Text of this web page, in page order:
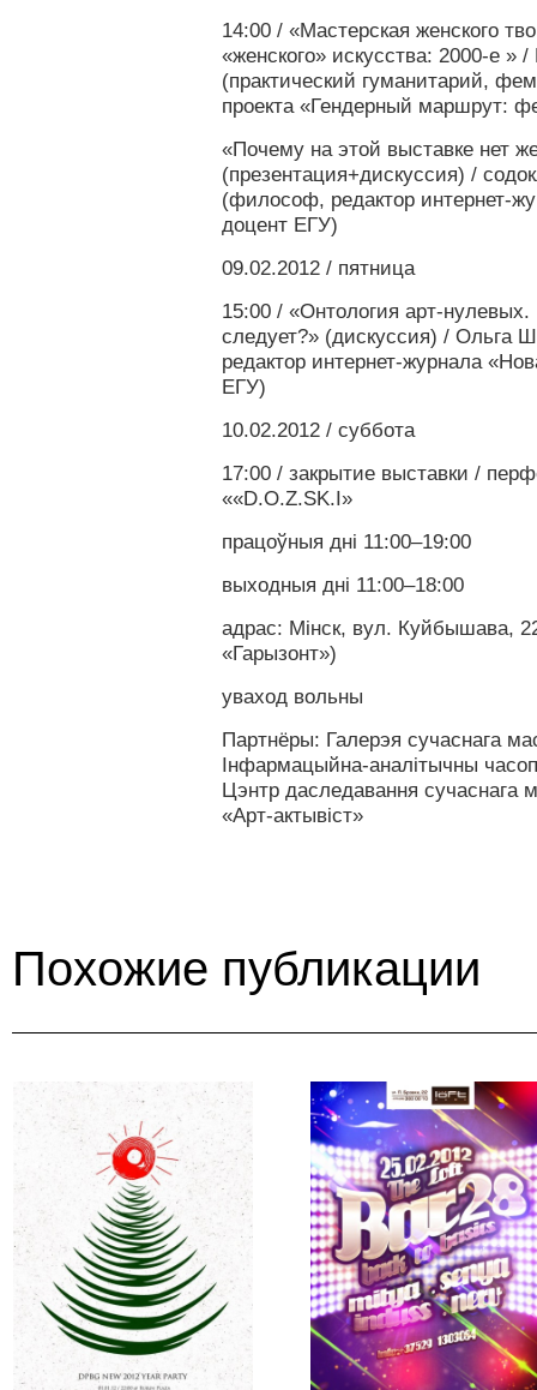
14:00 / «Мастерская женского
«женского» искусства: 2000-е »
(практический гуманитарий,
проекта «Гендерный маршрут:
«Почему на этой выставке нет
(презентация+дискуссия) /
(философ, редактор интернет-
доцент ЕГУ)
09.02.2012 / пятница
15:00 / «Онтология арт-
следует?» (дискуссия) / Ольга
редактор интернет-журнала
ЕГУ)
10.02.2012 / суббота
17:00 / закрытие выставки /
««D.O.Z.SK.I»
працоўныя дні 11:00–19:00
выходныя дні 11:00–18:00
адрас: Мінск, вул. Куйбышава,
«Гарызонт»)
уваход вольны
Партнёры: Галерэя сучаснага
Інфармацыйна-аналітычны
Цэнтр даследавання сучаснага
«Арт-актывіст»
Похожие публикации